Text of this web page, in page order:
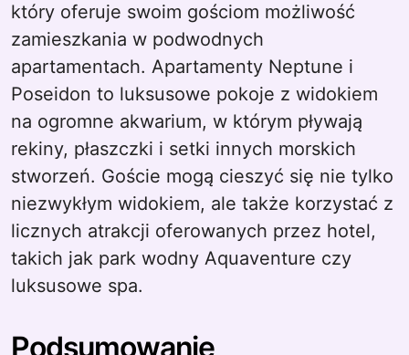
który oferuje swoim gościom możliwość
zamieszkania w podwodnych
apartamentach. Apartamenty Neptune i
Poseidon to luksusowe pokoje z widokiem
na ogromne akwarium, w którym pływają
rekiny, płaszczki i setki innych morskich
stworzeń. Goście mogą cieszyć się nie tylko
niezwykłym widokiem, ale także korzystać z
licznych atrakcji oferowanych przez hotel,
takich jak park wodny Aquaventure czy
luksusowe spa.
Podsumowanie